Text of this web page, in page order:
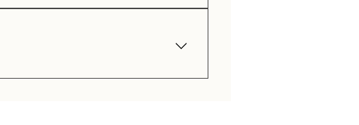
на работу в Таиланде.